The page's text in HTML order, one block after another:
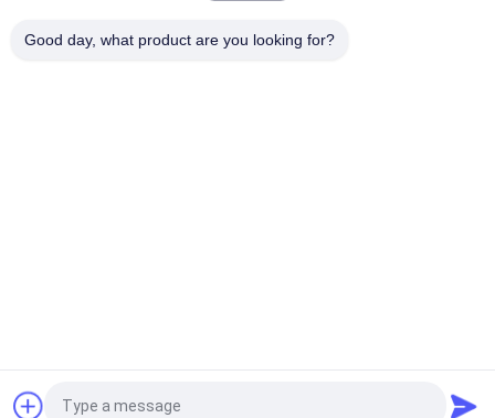
Vraag een offerte aan
Good day, what product are you looking for?